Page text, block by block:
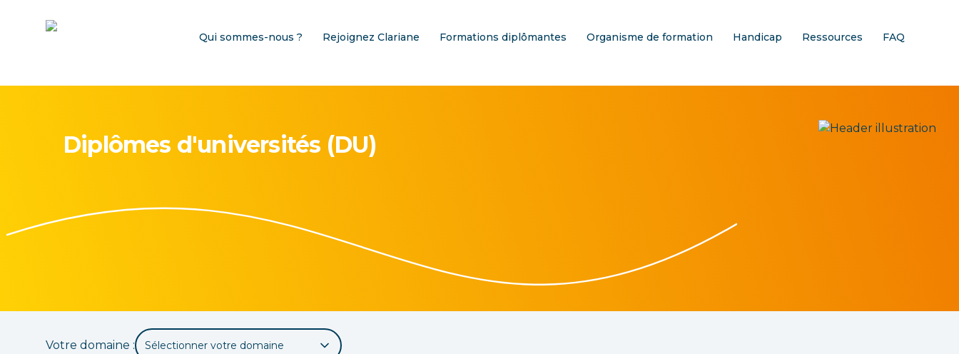
Qui sommes-nous ? Rejoignez Clariane Formations diplômantes Organisme de formation Handicap Ressources FAQ
Diplômes d'universités (DU)
Votre domaine : Sélectionner votre domaine